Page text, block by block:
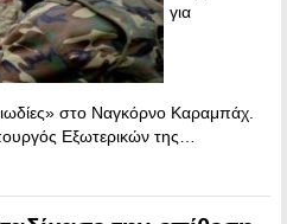
για
στο Ναγκόρνο Καραμπάχ.
Εξωτερικών της…